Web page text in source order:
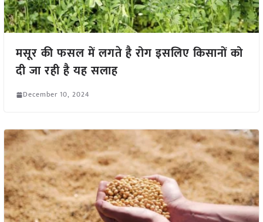
मसूर की फसल में लगते है रोग इसलिए किसानों को
दी जा रही है यह सलाह
December 10, 2024